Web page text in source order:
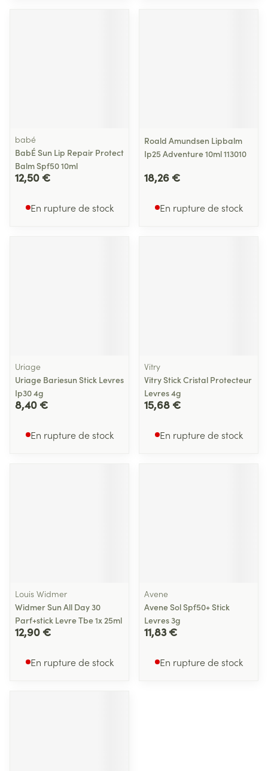
babé
BabÉ Sun Lip Repair Protect
Balm Spf50 10ml
12,50 €
En rupture de stock
Roald Amundsen Lipbalm
Ip25 Adventure 10ml 113010
18,26 €
En rupture de stock
Uriage
Uriage Bariesun Stick Levres
Ip30 4g
8,40 €
En rupture de stock
Vitry
Vitry Stick Cristal Protecteur
Levres 4g
15,68 €
En rupture de stock
Louis Widmer
Widmer Sun All Day 30
Parf+stick Levre Tbe 1x 25ml
12,90 €
En rupture de stock
Avene
Avene Sol Spf50+ Stick
Levres 3g
11,83 €
En rupture de stock